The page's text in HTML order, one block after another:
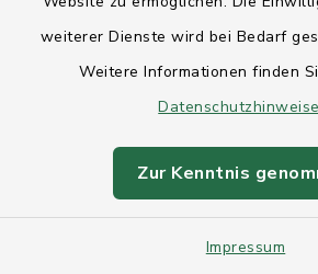
weiterer Dienste wird bei Bedarf
Weitere Informationen finden
Zur Kenntnis
Impressum
Wahl der hauptamtlichen
Bürgermeisterin - Datum der
Bereitstellung 02.08.2024
Örtliche Bekanntmachung
Gemeinde Kronshagen - 8.
Nachtragssatzung zur
Entschädigungssatzung der